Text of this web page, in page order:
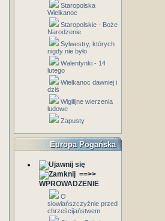
Staropolska
Wielkanoc
Staropolskie - Boże
Narodzenie
Sylwestry, których
nigdy nie było
Walentynki - 14
lutego
Wielkanoc dawniej i
dziś
Wigilijne wierzenia
ludowe
Zapusty
Europa Pogańska
==>>
WPROWADZENIE
O
słowiańszczyźnie przed
chrześcijaństwem